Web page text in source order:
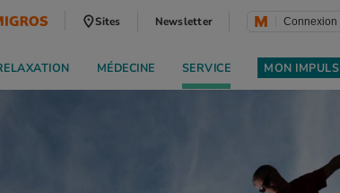
Sites Newsletter Connexion
MÉDECINE SERVICE MON IMPULS